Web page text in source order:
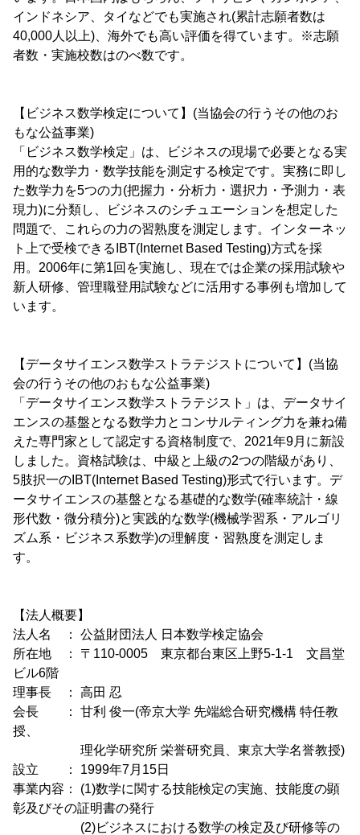
インドネシア、タイなどでも実施され(累計志願者数は
40,000人以上)、海外でも高い評価を得ています。※志願
者数・実施校数はのべ数です。
【ビジネス数学検定について】(当協会の行うその他のお
もな公益事業)
「ビジネス数学検定」は、ビジネスの現場で必要となる実
用的な数学力・数学技能を測定する検定です。実務に即し
た数学力を5つの力(把握力・分析力・選択力・予測力・表
現力)に分類し、ビジネスのシチュエーションを想定した
問題で、これらの力の習熟度を測定します。インターネッ
ト上で受検できるIBT(Internet Based Testing)方式を採
用。2006年に第1回を実施し、現在では企業の採用試験や
新人研修、管理職登用試験などに活用する事例も増加して
います。
【データサイエンス数学ストラテジストについて】(当協
会の行うその他のおもな公益事業)
「データサイエンス数学ストラテジスト」は、データサイ
エンスの基盤となる数学力とコンサルティング力を兼ね備
えた専門家として認定する資格制度で、2021年9月に新設
しました。資格試験は、中級と上級の2つの階級があり、
5肢択一のIBT(Internet Based Testing)形式で行います。デ
ータサイエンスの基盤となる基礎的な数学(確率統計・線
形代数・微分積分)と実践的な数学(機械学習系・アルゴリ
ズム系・ビジネス系数学)の理解度・習熟度を測定しま
す。
【法人概要】
法人名 ： 公益財団法人 日本数学検定協会
所在地 ： 〒110-0005 東京都台東区上野5-1-1 文昌堂
ビル6階
理事長 ： 高田 忍
会長 ： 甘利 俊一(帝京大学 先端総合研究機構 特任教
授、
理化学研究所 栄誉研究員、東京大学名誉教授)
設立 ： 1999年7月15日
事業内容： (1)数学に関する技能検定の実施、技能度の顕
彰及びその証明書の発行
(2)ビジネスにおける数学の検定及び研修等の